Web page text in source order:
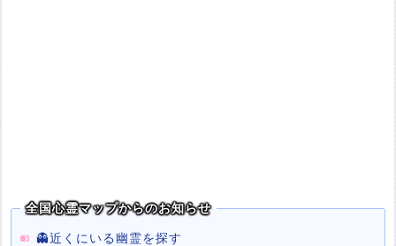
全国心霊マップからのお知らせ
👻近くにいる幽霊を探す